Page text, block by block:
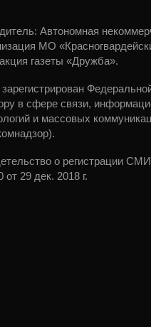
Автономная
МО
газеты «Дружба».
в сфере связи,
и массовых
о регистрации
от 29 дек. 2018 г.